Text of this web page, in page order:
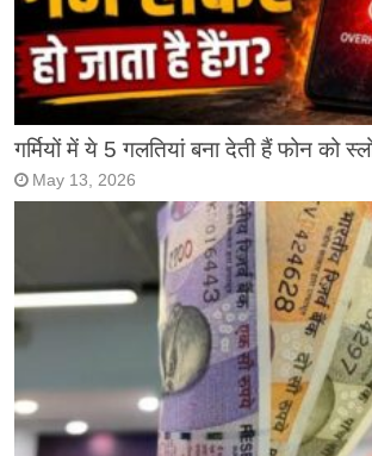
गर्मियों में ये 5 गलतियां बना देती हैं फोन को
May 13, 2026